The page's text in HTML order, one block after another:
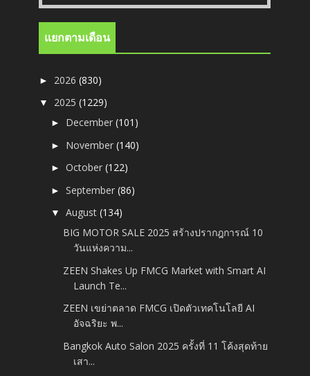
แยกตามเดือน
► 2026(830)
▼ 2025(1229)
► December(101)
► November(140)
►October(122)
►September(86)
▼August(134)
BIG MOTOR SALE 2025 สร้างปรากฎการณ์ 10
วันแห่งความ...
ZEEN Shakes Up FMCG Market with Smart AI
Launch Te...
ZEEN เขย่าตลาด FMCG เปิดตัวเทคโนโลยี AI
อัจฉริยะ พ...
Bangkok Auto Salon 2025 ครั้งที่ 11 โค้งสุดท้าย
เสา...